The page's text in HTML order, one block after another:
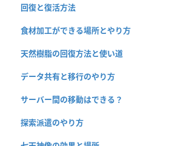
回復と復活方法
食材加工ができる場所とやり方
天然樹脂の回復方法と使い道
データ共有と移行のやり方
サーバー間の移動はできる？
探索派遣のやり方